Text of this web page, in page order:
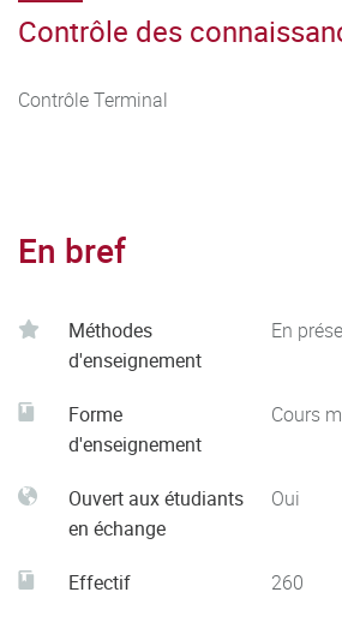
Contrôle des
Contrôle Terminal
En bref
Méthodes
d'enseignement
En
Forme
d'enseignement
Cours
Ouvert aux étudiants
en échange
Oui
Effectif 260